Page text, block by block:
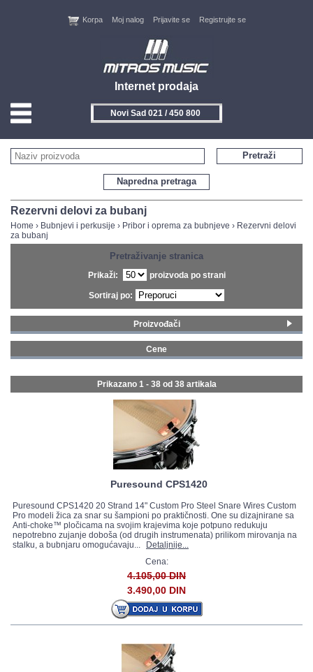
Internet prodaja
Korpa Moj nalog Prijavite se Registrujte se
Novi Sad 021 / 450 800
HOME
KONTAKT
PROIZVOĐAČI
NOVITETI
FEEDBACK
GALERIJA
Napredna pretraga
Pretraži
Rezervni delovi za bubanj
Home › Bubnjevi i perkusije › Pribor i oprema za bubnjeve › Rezervni delovi
za bubanj
Pretraživanje stranica
Prikaži: proizvoda po strani
Sortiraj po:
Proizvođači
Yamaha (11)
ONLINE rasprodaja - Zildjian (1)
Cene
Prikazano 1 - 38 od 38 artikala
Puresound CPS1420
Puresound CPS1420 20 Strand 14" Custom Pro Steel Snare Wires Custom
Pro modeli žica za snar su šampioni po praktičnosti. One su dizajnirane sa
Anti-choke™ pločicama na svojim krajevima koje potpuno redukuju
nepotrebno zujanje doboša (od drugih instrumenata) prilikom mirovanja na
stalku, a bubnjaru omogućavaju...
Detaljnije...
Cena:
4.105,00 DIN
3.490,00 DIN